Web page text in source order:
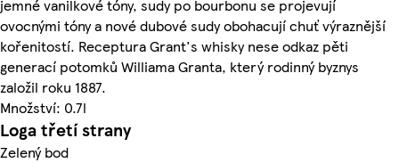
jemné vanilkové tóny, sudy po bourbonu se projevují
ovocnými tóny a nové dubové sudy obohacují chuť výraznější
kořenitostí. Receptura Grant's whisky nese odkaz pěti
generací potomků Williama Granta, který rodinný byznys
založil roku 1887.
Množství: 0.7l
Loga třetí strany
Zelený bod